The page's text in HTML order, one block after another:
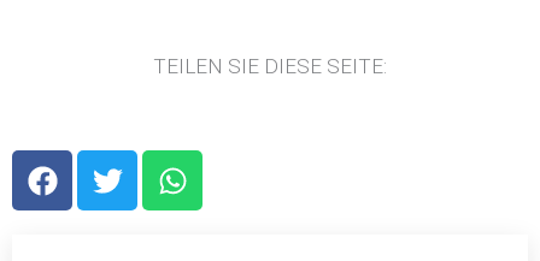
TEILEN SIE DIESE SEITE:
F
a
T
w
W
h